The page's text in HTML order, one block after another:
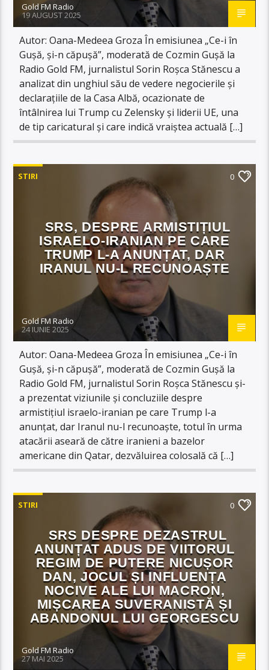
Gold FM Radio
19 AUGUST 2025
Autor: Oana-Medeea Groza În emisiunea „Ce-i în
Gușă, și-n căpușă”, moderată de Cozmin Gușă la
Radio Gold FM, jurnalistul Sorin Roșca Stănescu a
analizat din unghiul său de vedere negocierile și
declarațiile de la Casa Albă, ocazionate de
întâlnirea lui Trump cu Zelensky și liderii UE, una
de tip caricatural și care indică vraiștea actuală […]
STIRI 0
SRS, DESPRE ARMISTIȚIUL
ISRAELO-IRANIAN PE CARE
TRUMP L-A ANUNȚAT, DAR
IRANUL NU-L RECUNOAȘTE
Gold FM Radio
24 IUNIE 2025
Autor: Oana-Medeea Groza În emisiunea „Ce-i în
Gușă, și-n căpușă”, moderată de Cozmin Gușă la
Radio Gold FM, jurnalistul Sorin Roșca Stănescu și-
a prezentat viziunile și concluziile despre
armistițiul israelo-iranian pe care Trump l-a
anunțat, dar Iranul nu-l recunoaște, totul în urma
atacării aseară de către iranieni a bazelor
americane din Qatar, dezvăluirea colosală că […]
STIRI 0
SRS DESPRE DEZASTRUL
ANUNȚAT ADUS DE VIITORUL
REGIM DE PUTERE NICUȘOR
DAN, JOCUL ȘI INFLUENȚA
NOCIVE ALE LUI MACRON,
MIȘCAREA SUVERANISTĂ ȘI
ABANDONUL LUI GEORGESCU
Gold FM Radio
27 MAI 2025